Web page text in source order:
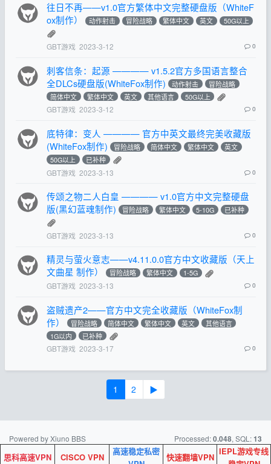
往日不再——v1.0官方繁体中文完整硬盘版（WhiteF
ox制作）
动作射击 冒险战略 繁体中文 英文 50G以上
GBT游戏 2023-3-12 0
刺客信条：起源 ———— v1.5.2官方多国语言整合
全DLCs硬盘版(WhiteFox制作)
动作射击
冒险战略
简体中文
繁体中文 英文 其他语言 50G以上
GBT游戏 2023-3-12 0
底特律：变人 ———— 官方中英文最终完美收藏版
(WhiteFox制作)
冒险战略 简体中文 繁体中文
英文
50G以上
已补种
GBT游戏 2023-3-13 0
传颂之物二人白皇 ———— v1.0官方中文完整硬盘
版(黑幻蓝魂制作)
冒险战略 繁体中文 5-10G 已补种
GBT游戏 2023-3-13 0
精灵与萤火意志——v4.11.0.0官方中文收藏版（天上
文曲星 制作）
冒险战略 繁体中文 1-5G
GBT游戏 2023-3-13 0
盗贼遗产2——官方中文完全收藏版（WhiteFox制
作）
冒险战略 简体中文 繁体中文 英文
其他语言
1G以内
已补种
GBT游戏 2023-3-17 0
1 2 ▶
Powered by Xiuno BBS Processed:0.048, SQL:13
思科高速VPN CISCO VPN
高速稳定私密
快速翻墙VPN
IEPL游戏专线